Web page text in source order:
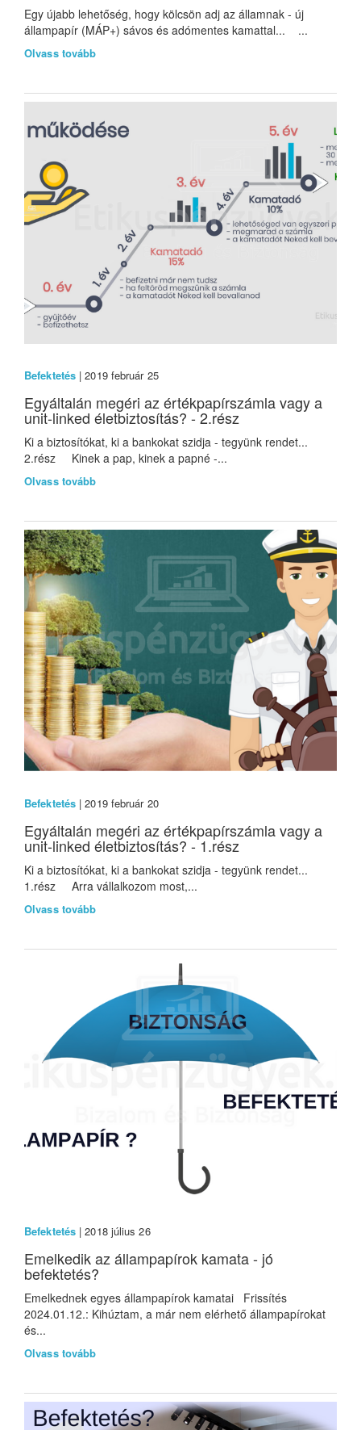
Egy újabb lehetőség, hogy kölcsön adj az államnak - új
állampapír (MÁP+) sávos és adómentes kamattal... ...
Olvass tovább
Befektetés | 2019 február 25
Egyáltalán megéri az értékpapírszámla vagy a
unit-linked életbiztosítás? - 2.rész
Ki a biztosítókat, ki a bankokat szidja - tegyünk rendet...
2.rész Kinek a pap, kinek a papné -...
Olvass tovább
Befektetés | 2019 február 20
Egyáltalán megéri az értékpapírszámla vagy a
unit-linked életbiztosítás? - 1.rész
Ki a biztosítókat, ki a bankokat szidja - tegyünk rendet...
1.rész Arra vállalkozom most,...
Olvass tovább
Befektetés | 2018 július 26
Emelkedik az állampapírok kamata - jó
befektetés?
Emelkednek egyes állampapírok kamatai Frissítés
2024.01.12.: Kihúztam, a már nem elérhető állampapírokat
és...
Olvass tovább